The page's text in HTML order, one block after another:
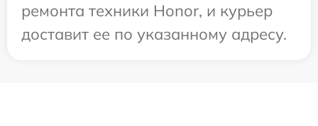
ремонта техники Honor, и курьер
доставит ее по указанному адресу.